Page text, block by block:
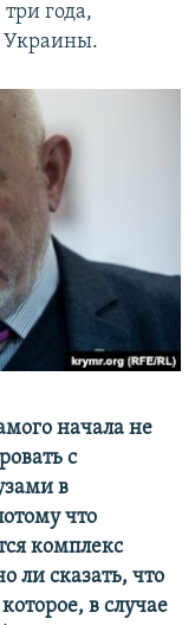
три года,
Украины.
начала не
с
в
что
комплекс
сказать, что
в случае